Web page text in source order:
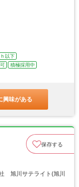
以下
積極採用中
興味がある
保存する
旭川サテライト(旭川